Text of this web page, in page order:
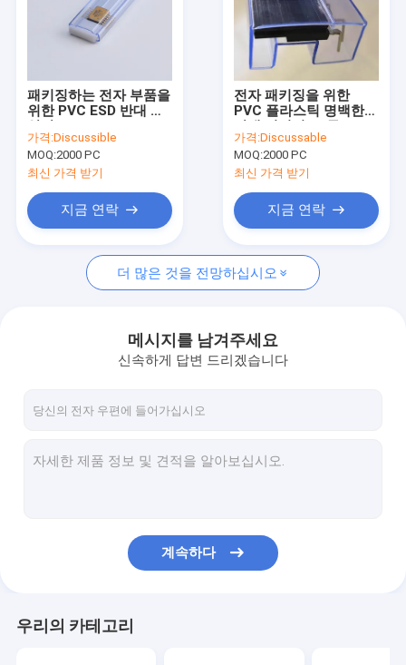
패키징하는 전자 부품을
위한 PVC ESD 반대 정
가격:Discussible
MOQ:2000 PC
최신 가격 받기
지금 연락
전자 패키징을 위한
PVC 플라스틱 명백한
가격:Discussable
MOQ:2000 PC
최신 가격 받기
지금 연락
더 많은 것을 전망하십시오
메시지를 남겨주세요
신속하게 답변 드리겠습니다
계속하다
우리의 카테고리